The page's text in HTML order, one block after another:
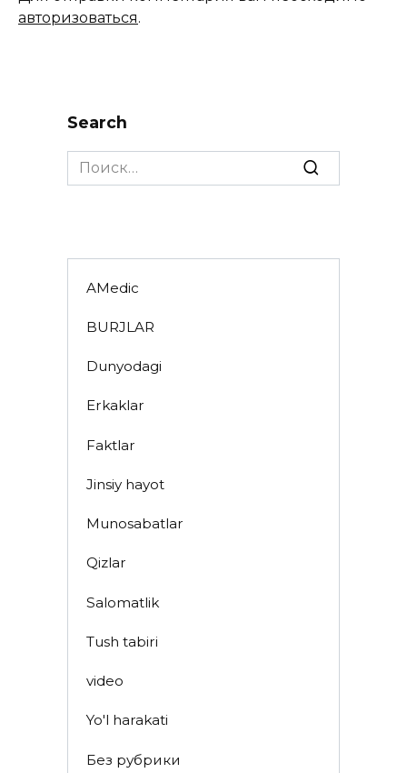
авторизоваться.
Search
Search
for:
AMedic
BURJLAR
Dunyodagi
Erkaklar
Faktlar
Jinsiy hayot
Munosabatlar
Qizlar
Salomatlik
Tush tabiri
video
Yo'l harakati
Без рубрики